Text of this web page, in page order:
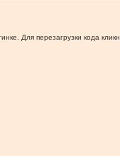
Для перезагрузки кода